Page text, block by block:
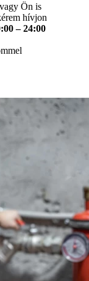
Ön is
hívjon
– 24:00